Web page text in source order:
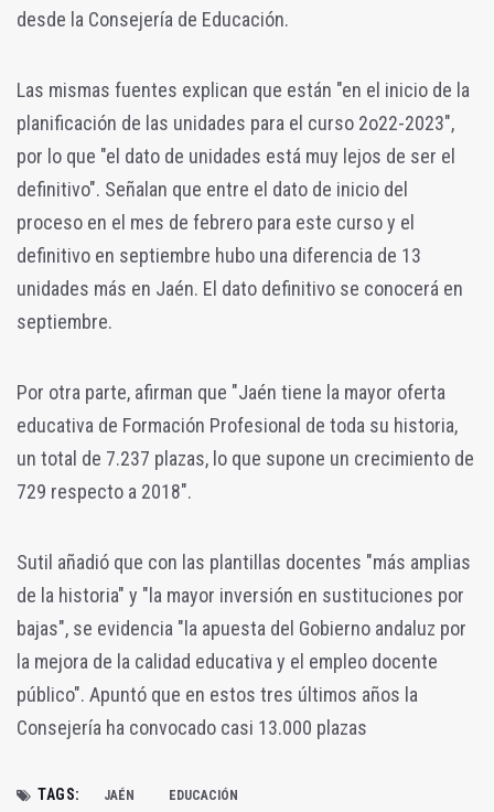
desde la Consejería de Educación.
Las mismas fuentes explican que están "en el inicio de la
planificación de las unidades para el curso 2o22-2023",
por lo que "el dato de unidades está muy lejos de ser el
definitivo". Señalan que entre el dato de inicio del
proceso en el mes de febrero para este curso y el
definitivo en septiembre hubo una diferencia de 13
unidades más en Jaén. El dato definitivo se conocerá en
septiembre.
Por otra parte, afirman que "Jaén tiene la mayor oferta
educativa de Formación Profesional de toda su historia,
un total de 7.237 plazas, lo que supone un crecimiento de
729 respecto a 2018".
Sutil añadió que con las plantillas docentes "más amplias
de la historia" y "la mayor inversión en sustituciones por
bajas", se evidencia "la apuesta del Gobierno andaluz por
la mejora de la calidad educativa y el empleo docente
público". Apuntó que en estos tres últimos años la
Consejería ha convocado casi 13.000 plazas
TAGS: JAÉN EDUCACIÓN